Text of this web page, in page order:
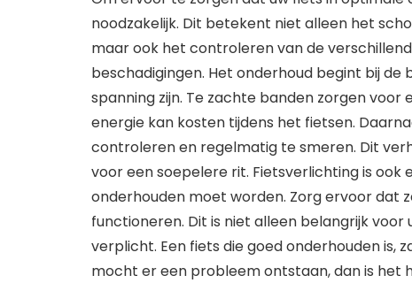
noodzakelijk. Dit betekent niet alleen het
maar ook het controleren van de
beschadigingen. Het onderhoud begint bij de
spanning zijn. Te zachte banden zorgen
energie kan kosten tijdens het fietsen.
controleren en regelmatig te smeren. Dit
voor een soepelere rit. Fietsverlichting is ook
onderhouden moet worden. Zorg ervoor dat
functioneren. Dit is niet alleen belangrijk
verplicht. Een fiets die goed onderhouden is,
mocht er een probleem ontstaan, dan is het